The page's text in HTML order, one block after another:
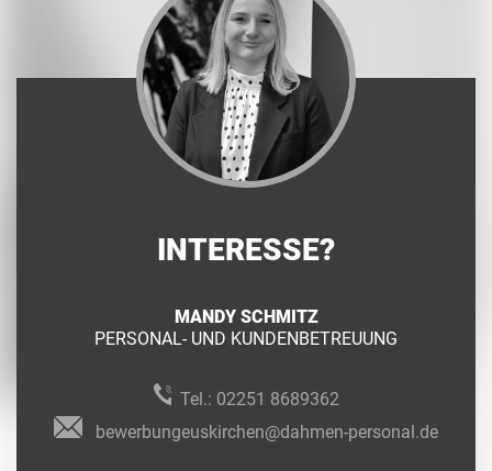
INTERESSE?
MANDY SCHMITZ
PERSONAL- UND KUNDENBETREUUNG
Tel.: 02251 8689362
bewerbungeuskirchen@dahmen-personal.de